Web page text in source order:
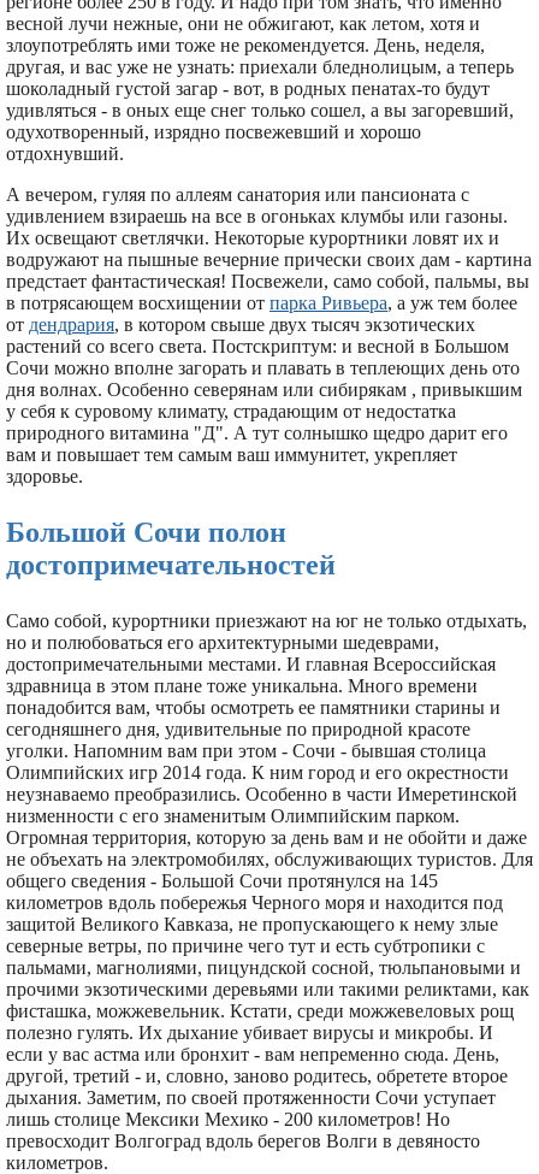
весной лучи нежные, они не обжигают, как летом, хотя и
злоупотреблять ими тоже не рекомендуется. День, неделя,
другая, и вас уже не узнать: приехали бледнолицым, а теперь
шоколадный густой загар - вот, в родных пенатах-то будут
удивляться - в оных еще снег только сошел, а вы загоревший,
одухотворенный, изрядно посвежевший и хорошо
отдохнувший.
А вечером, гуляя по аллеям санатория или пансионата с
удивлением взираешь на все в огоньках клумбы или газоны.
Их освещают светлячки. Некоторые курортники ловят их и
водружают на пышные вечерние прически своих дам - картина
предстает фантастическая! Посвежели, само собой, пальмы, вы
в потрясающем восхищении от парка Ривьера, а уж тем более
от дендрария, в котором свыше двух тысяч экзотических
растений со всего света. Постскриптум: и весной в Большом
Сочи можно вполне загорать и плавать в теплеющих день ото
дня волнах. Особенно северянам или сибирякам , привыкшим
у себя к суровому климату, страдающим от недостатка
природного витамина "Д". А тут солнышко щедро дарит его
вам и повышает тем самым ваш иммунитет, укрепляет
здоровье.
Большой Сочи полон
достопримечательностей
Само собой, курортники приезжают на юг не только отдыхать,
но и полюбоваться его архитектурными шедеврами,
достопримечательными местами. И главная Всероссийская
здравница в этом плане тоже уникальна. Много времени
понадобится вам, чтобы осмотреть ее памятники старины и
сегодняшнего дня, удивительные по природной красоте
уголки. Напомним вам при этом - Сочи - бывшая столица
Олимпийских игр 2014 года. К ним город и его окрестности
неузнаваемо преобразились. Особенно в части Имеретинской
низменности с его знаменитым Олимпийским парком.
Огромная территория, которую за день вам и не обойти и даже
не объехать на электромобилях, обслуживающих туристов. Для
общего сведения - Большой Сочи протянулся на 145
километров вдоль побережья Черного моря и находится под
защитой Великого Кавказа, не пропускающего к нему злые
северные ветры, по причине чего тут и есть субтропики с
пальмами, магнолиями, пицундской сосной, тюльпановыми и
прочими экзотическими деревьями или такими реликтами, как
фисташка, можжевельник. Кстати, среди можжевеловых рощ
полезно гулять. Их дыхание убивает вирусы и микробы. И
если у вас астма или бронхит - вам непременно сюда. День,
другой, третий - и, словно, заново родитесь, обретете второе
дыхания. Заметим, по своей протяженности Сочи уступает
лишь столице Мексики Мехико - 200 километров! Но
превосходит Волгоград вдоль берегов Волги в девяносто
километров.